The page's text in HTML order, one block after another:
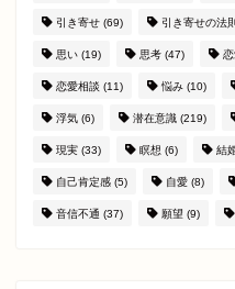
引き寄せ (69) 引き寄せの法則
思い (19) 思考 (47)
恋愛相談 (11) 悩み (10)
浮気 (6) 潜在意識 (219)
現実 (33) 瞑想 (6) 結
自己肯定感 (5) 自愛 (8)
音信不通 (37) 願望 (9)